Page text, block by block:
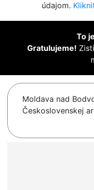
údajom.
To
Gratulujeme!
Moldava nad
Československej